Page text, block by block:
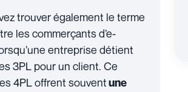
trouver également le terme
les commerçants d’e-
entreprise détient
3PL pour un client. Ce
4PL offrent souventune